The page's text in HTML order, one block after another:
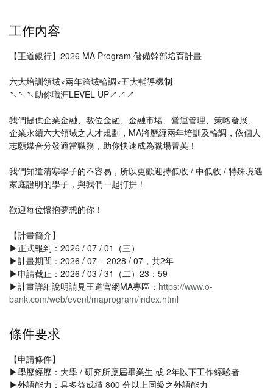
工作內容
【王道銀行】2026 MA Program 儲備幹部培育計畫
六大培訓領域×兩年跨域輪調×五大輔導機制
↖↖↖助你職涯LEVEL UP↗↗↗
我們提供企業金融、數位金融、金融市場、營運管理、策略發展、
企業永續六大領域之人才規劃，MA將歷經兩年培訓及輪調，依個人
志願媒合分發適當職務，助你快速成為職場菁英！
我們知道清寒學子的不容易，所以更歡迎持低收 / 中低收 / 特殊境遇
家庭證明的學子，與我們一起打拼！
歡迎每位懷抱夢想的你！
【計畫簡介】
▶正式報到：2026 / 07 / 01（三）
▶計畫期間：2026 / 07 – 2028 / 07，共2年
▶申請截止：2026 / 03 / 31（二）23：59
▶計畫詳細說明請見王道官網MA專區： https://www.o-
bank.com/web/event/maprogram/index.html
條件要求
【申請條件】
▶學歷經歷：大學 / 研究所應屆畢業生 或 2年以下工作經驗者
▶外語能力：具多益成績 800 分以上同級之外語能力